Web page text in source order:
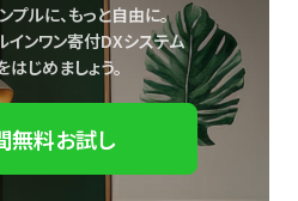
プルに、もっと自由に。
ンワン寄付DXシステム
じめましょう。
無料お試し